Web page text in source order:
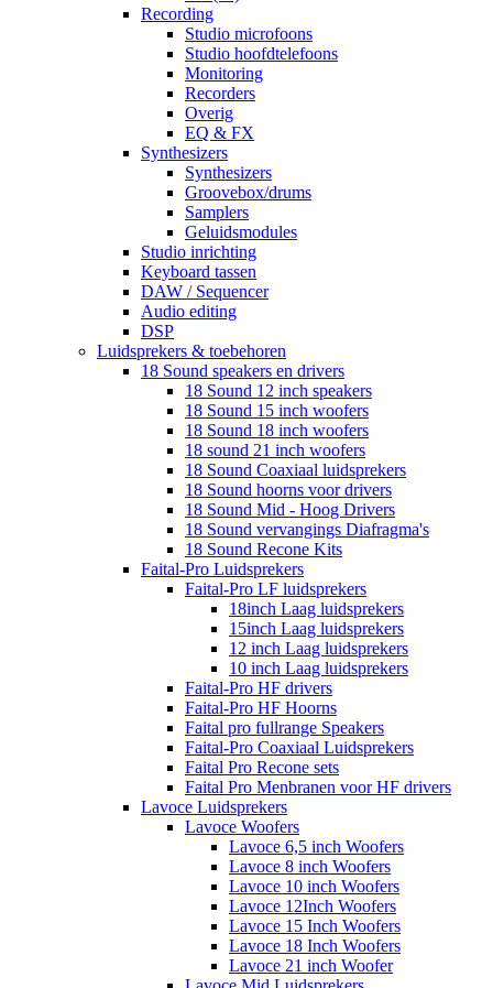
Recording
Studio microfoons
Studio hoofdtelefoons
Monitoring
Recorders
Overig
EQ & FX
Synthesizers
Synthesizers
Groovebox/drums
Samplers
Geluidsmodules
Studio inrichting
Keyboard tassen
DAW / Sequencer
Audio editing
DSP
Luidsprekers & toebehoren
18 Sound speakers en drivers
18 Sound 12 inch speakers
18 Sound 15 inch woofers
18 Sound 18 inch woofers
18 sound 21 inch woofers
18 Sound Coaxiaal luidsprekers
18 Sound hoorns voor drivers
18 Sound Mid - Hoog Drivers
18 Sound vervangings Diafragma's
18 Sound Recone Kits
Faital-Pro Luidsprekers
Faital-Pro LF luidsprekers
18inch Laag luidsprekers
15inch Laag luidsprekers
12 inch Laag luidsprekers
10 inch Laag luidsprekers
Faital-Pro HF drivers
Faital-Pro HF Hoorns
Faital pro fullrange Speakers
Faital-Pro Coaxiaal Luidsprekers
Faital Pro Recone sets
Faital Pro Menbranen voor HF drivers
Lavoce Luidsprekers
Lavoce Woofers
Lavoce 6,5 inch Woofers
Lavoce 8 inch Woofers
Lavoce 10 inch Woofers
Lavoce 12Inch Woofers
Lavoce 15 Inch Woofers
Lavoce 18 Inch Woofers
Lavoce 21 inch Woofer